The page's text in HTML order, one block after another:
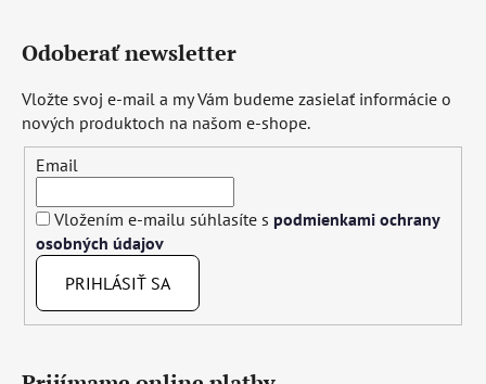
Odoberať newsletter
Vložte svoj e-mail a my Vám budeme zasielať informácie o
nových produktoch na našom e-shope.
Email
Vložením e-mailu súhlasíte s podmienkami ochrany
osobných údajov
PRIHLÁSIŤ SA